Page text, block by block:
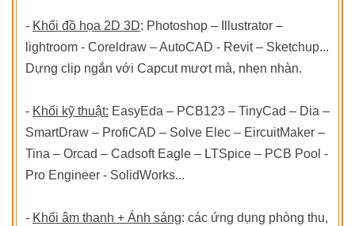
- Khối đồ họa 2D 3D: Photoshop – Illustrator –
lightroom - Coreldraw – AutoCAD - Revit – Sketchup...
Dựng clip ngắn với Capcut mượt mà, nhẹn nhàn.
- Khối kỹ thuật: EasyEda – PCB123 – TinyCad – Dia –
SmartDraw – ProfiCAD – Solve Elec – EircuitMaker –
Tina – Orcad – Cadsoft Eagle – LTSpice – PCB Pool -
Pro Engineer - SolidWorks...
- Khối âm thanh + Ánh sáng: các ứng dụng phòng thu,